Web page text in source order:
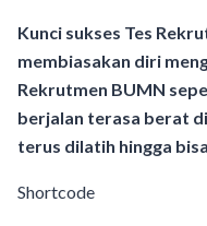
Kunci sukses Tes
membiasakan diri
Rekrutmen BUMN
berjalan terasa berat
terus dilatih hingga
Shortcode